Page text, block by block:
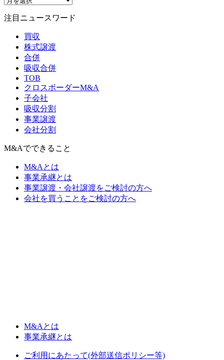
注目ニュースワード
買収
株式譲渡
合併
吸収合併
TOB
クロスボーダーM&A
子会社
吸収分割
事業譲渡
会社分割
M&Aでできること
M&Aとは
事業承継とは
事業譲渡・会社譲渡をご検討の方へ
会社を買うことをご検討の方へ
M&Aとは
事業承継とは
ご利用にあたって(外部送信ポリシー等)